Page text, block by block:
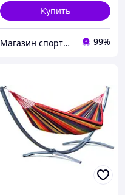
Купить
Магазин спортивных товаров "PLANETSPORT" 99%